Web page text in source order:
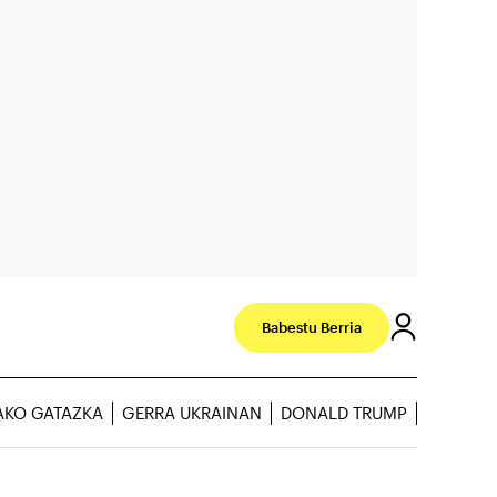
Babestu Berria
GATAZKA GERRA UKRAINAN DONALD TRUMP